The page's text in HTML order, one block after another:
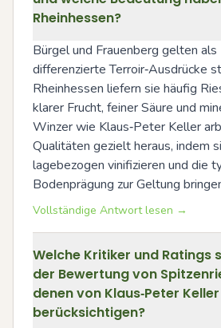
Rheinhessen?
Bürgel und Frauenberg gelten als
differenzierte Terroir‑Ausdrücke
Rheinhessen liefern sie häufig
klarer Frucht, feiner Säure und
Winzer wie Klaus‑Peter Keller
Qualitäten gezielt heraus, indem
lagebezogen vinifizieren und die
Bodenprägung zur Geltung
Vollständige Antwort lesen →
Welche Kritiker und Ratings
der Bewertung von
denen von Klaus‑Peter Keller
berücksichtigen?